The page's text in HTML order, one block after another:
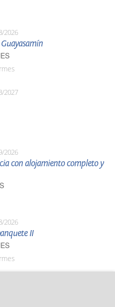
2026
2027
2026
con alojamiento completo y
2026
II